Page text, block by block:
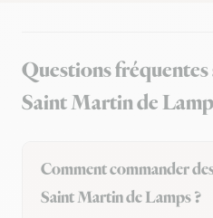
Questions fréquentes
Saint Martin de
Comment commander
Saint Martin de Lamps ?